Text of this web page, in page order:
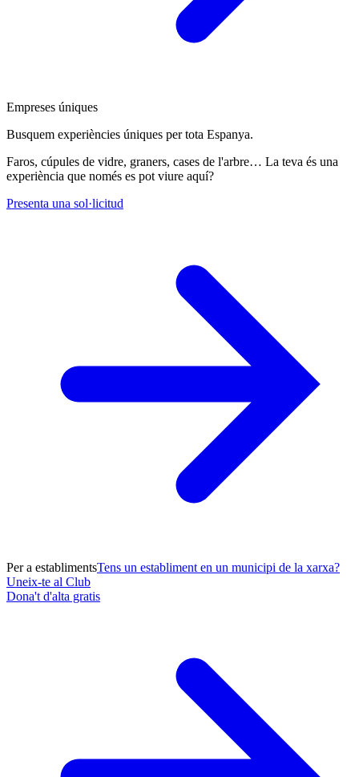
Empreses úniques
Busquem experiències úniques per tota Espanya.
Faros, cúpules de vidre, graners, cases de l'arbre… La teva és una
experiència que només es pot viure aquí?
Presenta una sol·licitud
Per a establimentsTens un establiment en un municipi de la xarxa?
Uneix-te al Club
Dona't d'alta gratis